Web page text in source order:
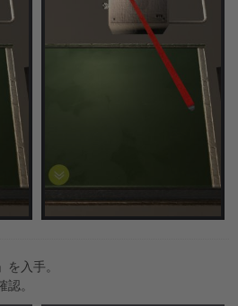
入手。
。